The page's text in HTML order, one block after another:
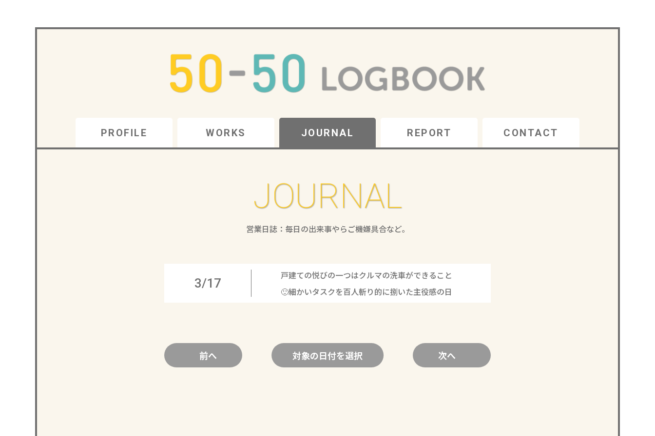
PROFILE WORKS JOURNAL REPORT CONTACT
JOURNAL
営業日誌：毎日の出来事やらご機嫌具合など。
3/17
戸建ての悦びの一つはクルマの洗車ができること
🙂細かいタスクを百人斬り的に捌いた主役感の日
前へ 次へ
対象の日付を選択